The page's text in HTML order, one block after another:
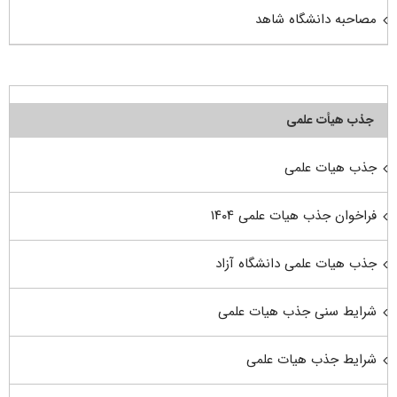
مصاحبه دانشگاه شاهد
جذب هیأت علمی
جذب هیات علمی
فراخوان جذب هیات علمی ۱۴۰۴
جذب هیات علمی دانشگاه آزاد
شرایط سنی جذب هیات علمی
شرایط جذب هیات علمی